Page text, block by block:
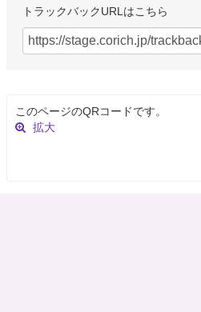
トラックバックURLはこちら
このページのQRコードです。
拡大